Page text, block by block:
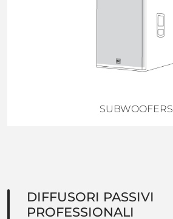
SUBWOOFERS
DIFFUSORI PASSIVI
PROFESSIONALI